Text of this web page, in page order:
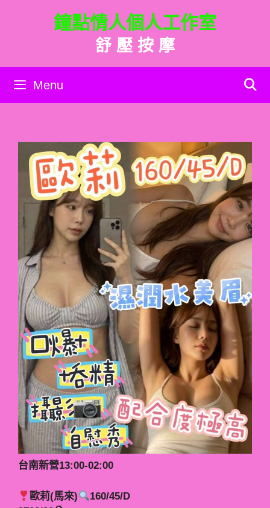
內
鐘點情人個人工作室
舒 壓 按 摩
Menu
台南新營13:00-02:00
歐莉(馬來)
160/45/D